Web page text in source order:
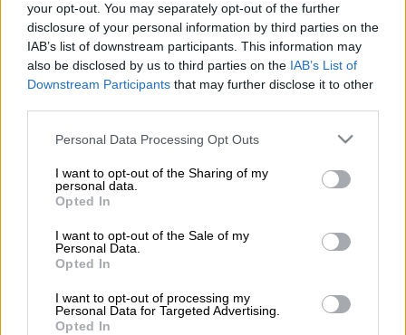
your opt-out. You may separately opt-out of the further
disclosure of your personal information by third parties on the
IAB’s list of downstream participants. This information may
also be disclosed by us to third parties on the IAB’s List of
Downstream Participants that may further disclose it to other
Please note that this website/app uses one or more Google
not limited to your visit or usage behaviour. You may click to
grant or deny consent to Google and its third-party tags to
use your data for below specified purposes in below Google
consent section.
Personal Data Processing Opt Outs
I want to opt-out of the Sharing of my
personal data.
Opted In
I want to opt-out of the Sale of my
Personal Data.
Opted In
I want to opt-out of processing my
Personal Data for Targeted Advertising.
Opted In
Όλα του…γάμου δύσκολα. ΗΑΕΚέχει
στραφεί στην πορτογαλική αγορά για να βρει
κάποιους από τους παίκτες που θα
εξυπηρετήσουν το σχέδιο του Καρντόσο,
αλλά μόνο εύκολα δεν είναι τα πράγματα.
Ηδη, το«ethnos.gr»σας ενημέρωσε γιατο
«κόλλημα» στις επαφές με τον
Ζεράλδες
που αφορά το ύψος της οψιόν αγοράς του
Πορτογάλου μέσου από την
Λισαβόνας.
Ωστόσο, μόνο εύκολα δεν είναι τα πράγματα
ούτε για τονΦάμπιο Μάρτινς
. Ο 26χρονος
Βραζιλιάνος (με πορτογαλική υπηκοότητα)